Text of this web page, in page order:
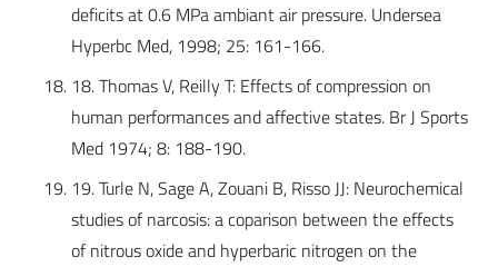
deficits at 0.6 MPa ambiant air pressure. Undersea
Hyperbc Med, 1998; 25: 161-166.
18. Thomas V, Reilly T: Effects of compression on
human performances and affective states. Br J Sports
Med 1974; 8: 188-190.
19. Turle N, Sage A, Zouani B, Risso JJ: Neurochemical
studies of narcosis: a coparison between the effects
of nitrous oxide and hyperbaric nitrogen on the